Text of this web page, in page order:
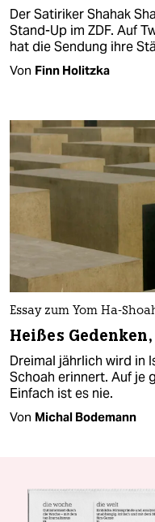
Der Satiriker Shahak
Stand-Up im ZDF. Auf
hat die Sendung ihre
Von Finn Holitzka
Essay zum Yom Ha-
Heißes
Dreimal jährlich wird in
Schoah erinnert. Auf je
Einfach ist es nie.
Von Michal Bodemann